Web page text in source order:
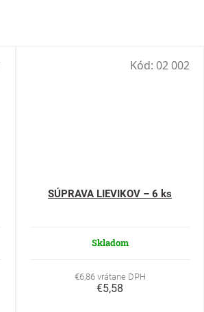
SÚPRAVA LIEVIKOV – 6 ks
Skladom
€6,86 vrátane DPH
€5,58
Kód: 02 002